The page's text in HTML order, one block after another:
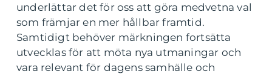
underlättar det för oss att göra medvetna val
som främjar en mer hållbar framtid.
Samtidigt behöver märkningen fortsätta
utvecklas för att möta nya utmaningar och
vara relevant för dagens samhälle och